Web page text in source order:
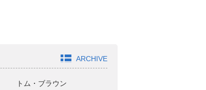
トム・ブラウン
ARCHIVE